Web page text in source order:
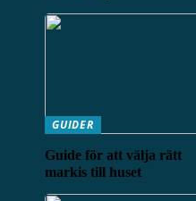
GUIDER
Guide för att välja rätt
markis till huset